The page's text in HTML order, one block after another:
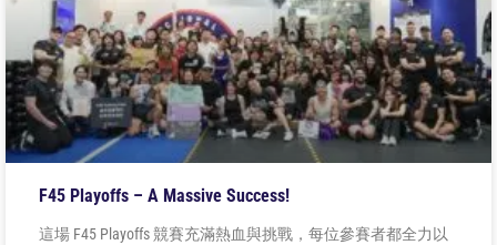
F45 Playoffs – A Massive Success!
這場 F45 Playoffs 競賽充滿熱血與挑戰，每位參賽者都全力以